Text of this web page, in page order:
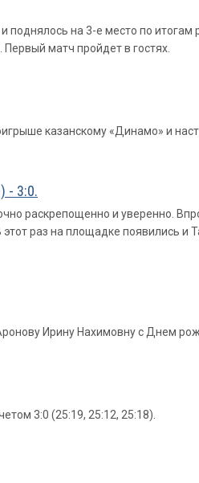
на 3-е место по итогам
матч пройдет в гостях.
казанскому «Динамо» и
- 3:0.
раскрепощенно и уверенно.
раз на площадке появились
Ирину Нахимовну с Днем
3:0 (25:19, 25:12, 25:18).